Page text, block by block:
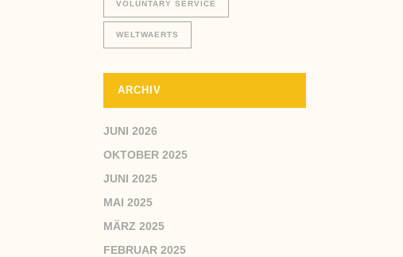
VOLUNTARY SERVICE
WELTWAERTS
ARCHIV
JUNI 2026
OKTOBER 2025
JUNI 2025
MAI 2025
MÄRZ 2025
FEBRUAR 2025